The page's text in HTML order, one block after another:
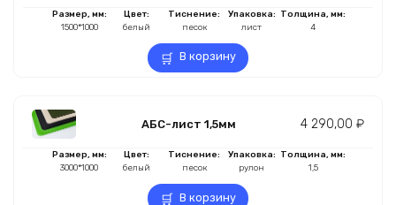
Размер, мм:
1500*1000
Цвет:
белый
Тиснение:
песок
Упаковка:
лист
Толщина, мм:
4
В корзину
АБС-лист 1,5мм 4 290,00 ₽
Размер, мм:
3000*1000
Цвет:
белый
Тиснение:
песок
Упаковка:
рулон
Толщина, мм:
1,5
В корзину